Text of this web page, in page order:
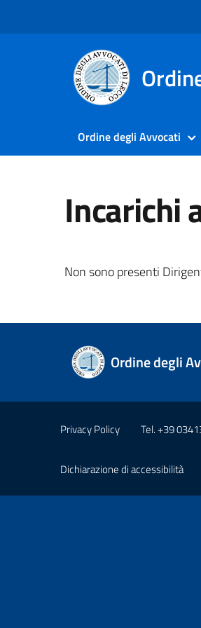
Ordine degli Avvocati
Incarichi
Non sono presenti
Ordine degli
Privacy Policy Tel. +39
Dichiarazione di accessibilità